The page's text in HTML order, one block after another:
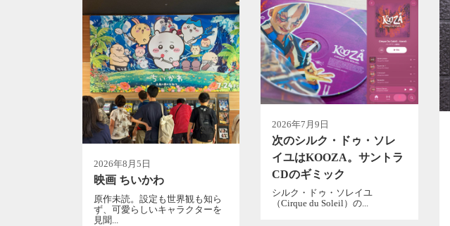
2026年8月5日
映画 ちいかわ
原作未読。設定も世界観も知ら
ず、可愛らしいキャラクターを
見聞...
2026年7月9日
次のシルク・ドゥ・ソレ
イユはKOOZA。サントラ
CDのギミック
シルク・ドゥ・ソレイユ
（Cirque du Soleil）の...